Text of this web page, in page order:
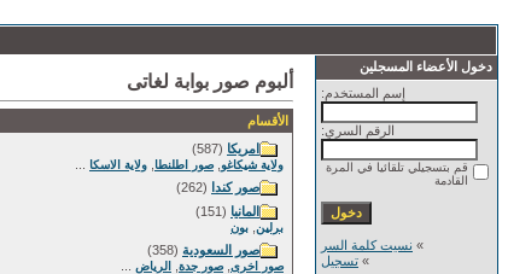
دخول الأعضاء المسجلين
إسم المستخدم:
الرقم السري:
قم بتسجيلي تلقائيا في المرة
القادمة
» نسيت كلمة السر
» تسجيل
ألبوم صور بوابة لغاتى
الأقسام
امريكا (587)
ولاية شيكاغو صور اطلنطا ولاية الاسكا
صور كندا (262)
المانيا (151)
برلين بون
صور السعودية (358)
صور اخرى صور جدة الرياض